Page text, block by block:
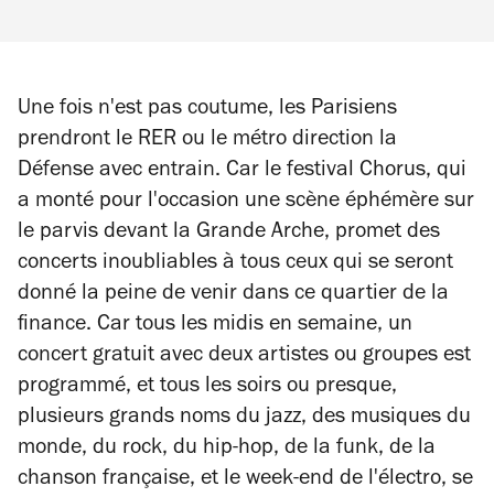
Une fois n'est pas coutume, les Parisiens
prendront le RER ou le métro direction la
Défense avec entrain. Car le festival Chorus, qui
a monté pour l'occasion une scène éphémère sur
le parvis devant la Grande Arche, promet des
concerts inoubliables à tous ceux qui se seront
donné la peine de venir dans ce quartier de la
finance. Car tous les midis en semaine, un
concert gratuit avec deux artistes ou groupes est
programmé, et tous les soirs ou presque,
plusieurs grands noms du jazz, des musiques du
monde, du rock, du hip-hop, de la funk, de la
chanson française, et le week-end de l'électro, se